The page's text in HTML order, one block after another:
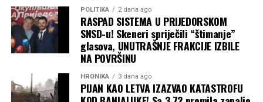
POLITIKA 2 dana ago
RASPAD SISTEMA U PRIJEDORSKOM
SNSD-u! Skeneri spriječili “štimanje”
glasova, UNUTRAŠNJE FRAKCIJE IZBILE
NA POVRŠINU
HRONIKA 3 dana ago
PIJAN KAO LETVA IZAZVAO KATASTROFU